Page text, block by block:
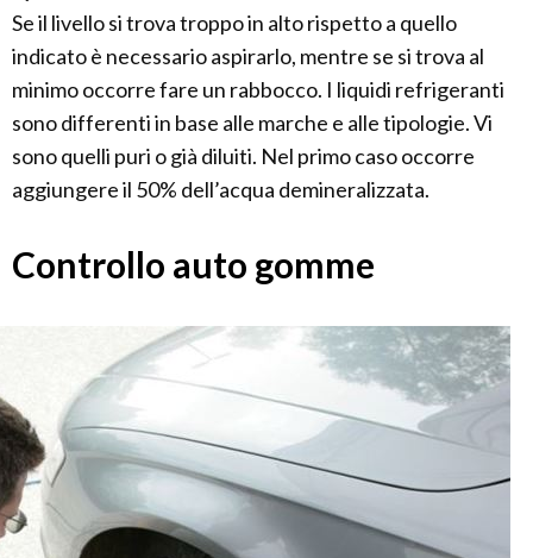
Se il livello si trova troppo in alto rispetto a quello
indicato è necessario aspirarlo, mentre se si trova al
minimo occorre fare un rabbocco. I liquidi refrigeranti
sono differenti in base alle marche e alle tipologie. Vi
sono quelli puri o già diluiti. Nel primo caso occorre
aggiungere il 50% dell’acqua demineralizzata.
Controllo auto gomme